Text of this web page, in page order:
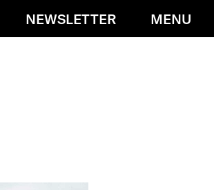
SucheNEWSLETTER MENU